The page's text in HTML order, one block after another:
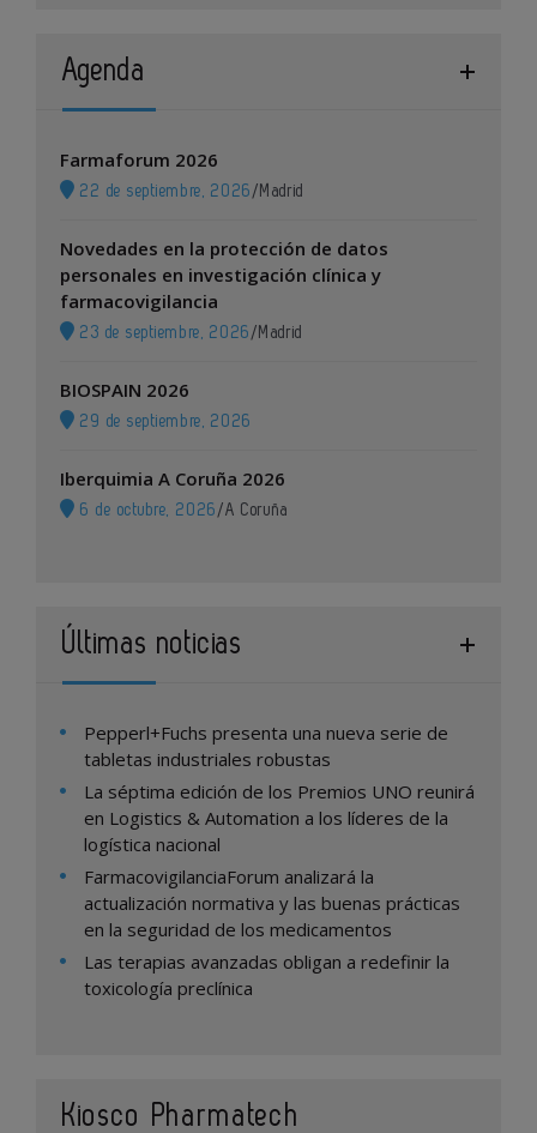
Agenda
Farmaforum 2026
22 de septiembre, 2026 / Madrid
Novedades en la protección de datos
personales en investigación clínica y
farmacovigilancia
23 de septiembre, 2026 / Madrid
BIOSPAIN 2026
29 de septiembre, 2026
Iberquimia A Coruña 2026
6 de octubre, 2026 /A Coruña
Últimas noticias
Pepperl+Fuchs presenta una nueva serie de
tabletas industriales robustas
La séptima edición de los Premios UNO reunirá
en Logistics & Automation a los líderes de la
logística nacional
FarmacovigilanciaForum analizará la
actualización normativa y las buenas prácticas
en la seguridad de los medicamentos
Las terapias avanzadas obligan a redefinir la
toxicología preclínica
Kiosco Pharmatech